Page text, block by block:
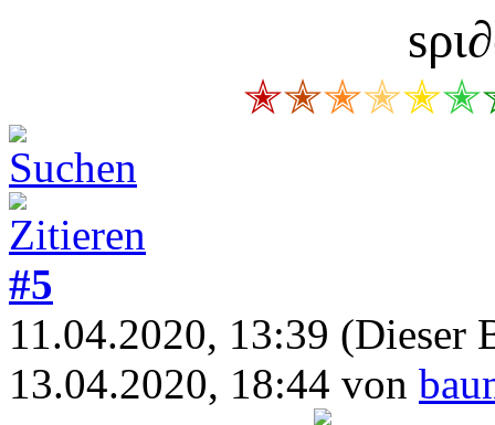
✭✭✭✭✭✭
#5
11.04.2020, 13:39 (Dieser
13.04.2020, 18:44 von